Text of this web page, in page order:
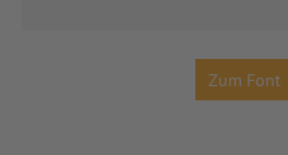
Zum Font